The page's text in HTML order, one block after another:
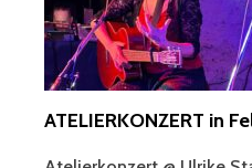
ATELIERKONZERT in